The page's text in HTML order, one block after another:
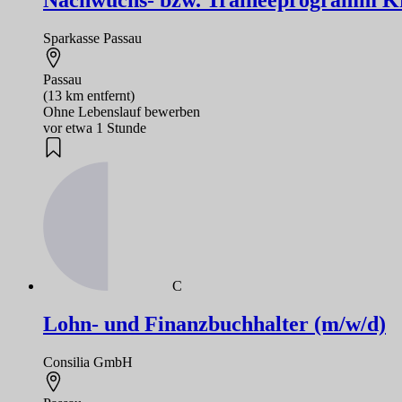
Sparkasse Passau
Passau
(13 km entfernt)
Ohne Lebenslauf bewerben
vor etwa 1 Stunde
C
Lohn- und Finanzbuchhalter (m/w/d)
Consilia GmbH